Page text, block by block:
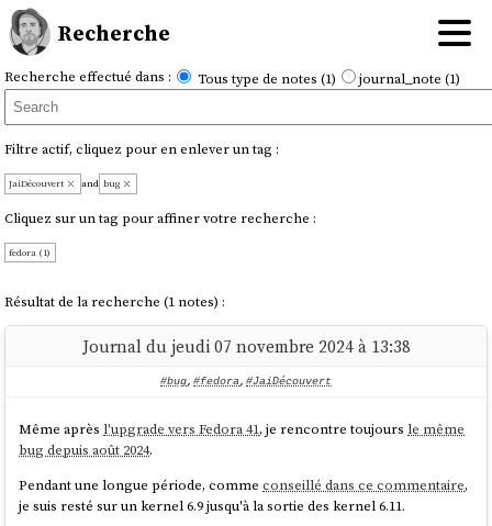
Recherche
Recherche effectué dans : Tous type de notes (1) journal_note (1)
Filtre actif, cliquez pour en enlever un tag :
JaiDécouvert and bug
Cliquez sur un tag pour affiner votre recherche :
fedora (1)
Résultat de la recherche (1 notes) :
Journal du jeudi 07 novembre 2024 à 13:38
#bug, #fedora, #JaiDécouvert
Même après l'upgrade vers Fedora 41, je rencontre toujours le même
bug depuis août 2024.
Pendant une longue période, commeconseillé dans ce commentaire,
je suis resté sur un kernel 6.9 jusqu'à la sortie des kernel 6.11.